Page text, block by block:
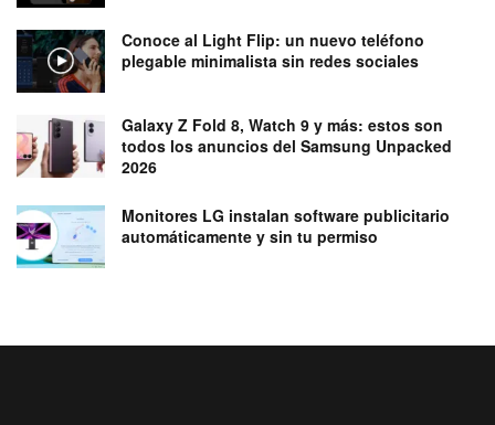
Conoce al Light Flip: un nuevo teléfono
plegable minimalista sin redes sociales
Galaxy Z Fold 8, Watch 9 y más: estos son
todos los anuncios del Samsung Unpacked
2026
Monitores LG instalan software publicitario
automáticamente y sin tu permiso